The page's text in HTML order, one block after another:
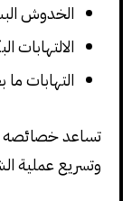
الخدوش
الالتهابات
التهابات
تساعد خصائصه
وتسريع عملية